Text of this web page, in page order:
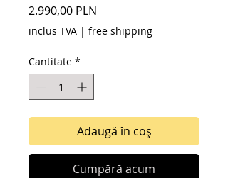
2.990,00 PLN
inclus TVA | free shipping
Cantitate *
Adaugă în coș
Cumpără acum